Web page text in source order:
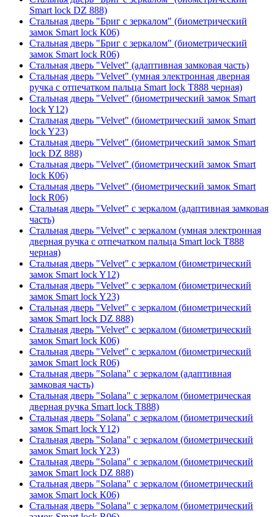
Smart lock DZ 888)
Стальная дверь "Бриг с зеркалом" (биометрический
замок Smart lock К06)
Стальная дверь "Бриг с зеркалом" (биометрический
замок Smart lock R06)
Стальная дверь "Velvet" (адаптивная замковая часть)
Стальная дверь "Velvet" (умная электронная дверная
ручка с отпечатком пальца Smart lock T888 черная)
Стальная дверь "Velvet" (биометрический замок Smart
lock Y12)
Стальная дверь "Velvet" (биометрический замок Smart
lock Y23)
Стальная дверь "Velvet" (биометрический замок Smart
lock DZ 888)
Стальная дверь "Velvet" (биометрический замок Smart
lock К06)
Стальная дверь "Velvet" (биометрический замок Smart
lock R06)
Стальная дверь "Velvet" с зеркалом (адаптивная замковая
часть)
Стальная дверь "Velvet" с зеркалом (умная электронная
дверная ручка с отпечатком пальца Smart lock T888
черная)
Стальная дверь "Velvet" с зеркалом (биометрический
замок Smart lock Y12)
Стальная дверь "Velvet" с зеркалом (биометрический
замок Smart lock Y23)
Стальная дверь "Velvet" с зеркалом (биометрический
замок Smart lock DZ 888)
Стальная дверь "Velvet" с зеркалом (биометрический
замок Smart lock К06)
Стальная дверь "Velvet" с зеркалом (биометрический
замок Smart lock R06)
Стальная дверь "Solana" с зеркалом (адаптивная
замковая часть)
Стальная дверь "Solana" с зеркалом (биометрическая
дверная ручка Smart lock T888)
Стальная дверь "Solana" с зеркалом (биометрический
замок Smart lock Y12)
Стальная дверь "Solana" с зеркалом (биометрический
замок Smart lock Y23)
Стальная дверь "Solana" с зеркалом (биометрический
замок Smart lock DZ 888)
Стальная дверь "Solana" с зеркалом (биометрический
замок Smart lock К06)
Стальная дверь "Solana" с зеркалом (биометрический